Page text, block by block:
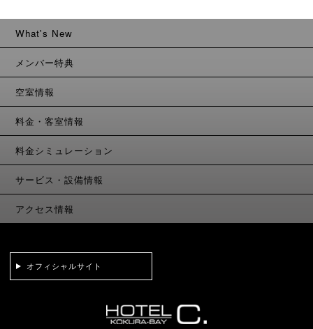
What's New
メンバー特典
空室情報
料金・客室情報
料金シミュレーション
サービス・設備情報
アクセス情報
オフィシャルサイト